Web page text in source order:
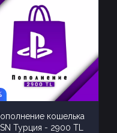
кошелька
Турция - 2900 TL